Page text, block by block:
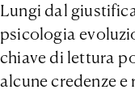
Lungi dal
psicologia
chiave di lettura
alcune credenze